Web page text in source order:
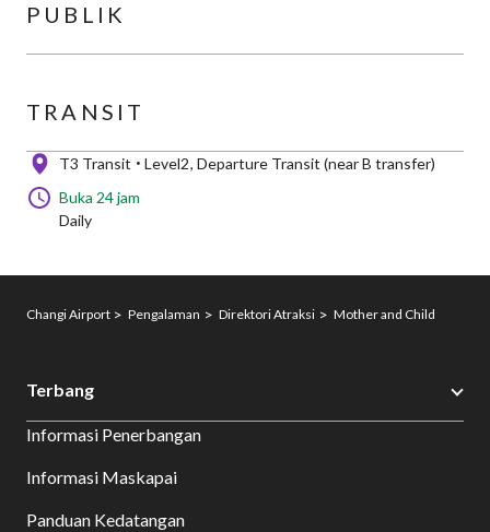
PUBLIK
TRANSIT
T3 Transit Level2 Departure Transit (near B transfer)
Buka 24 jam
Daily
Changi Airport Pengalaman Direktori Atraksi Mother and Child
Terbang
Informasi Penerbangan
Informasi Maskapai
Panduan Kedatangan